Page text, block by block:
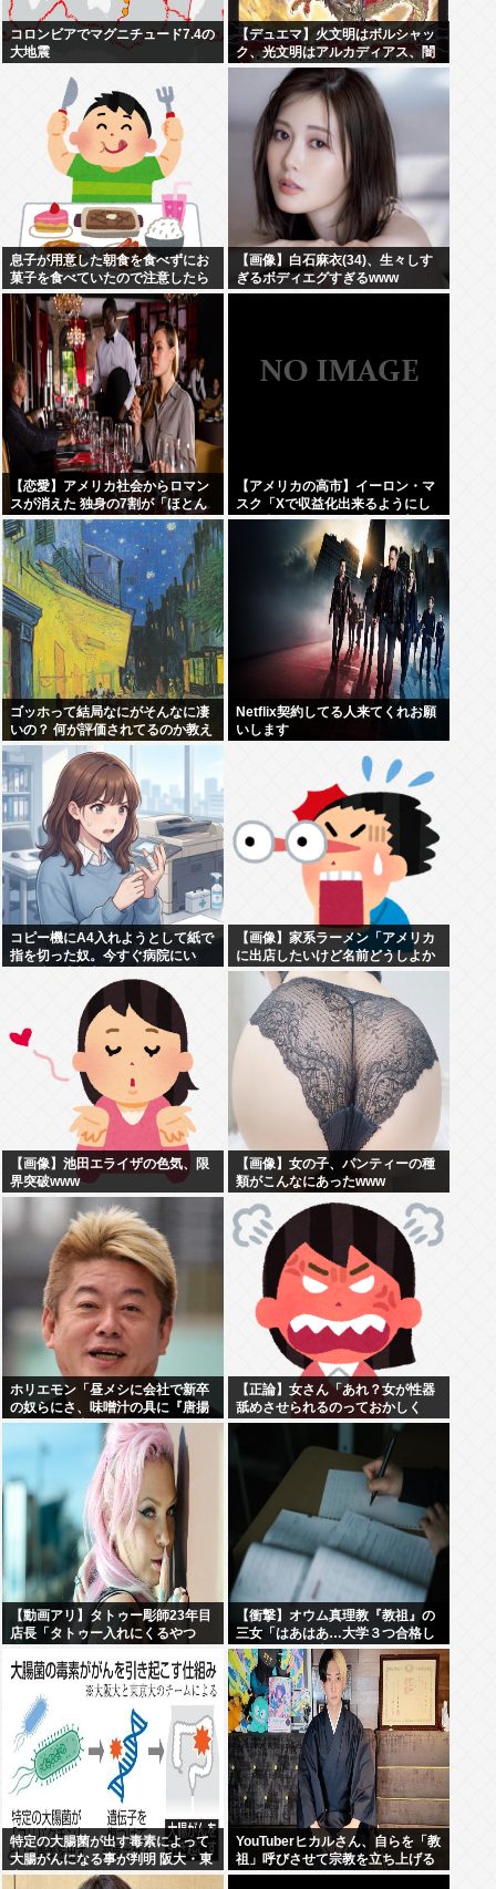
コロンビアでマグニチュード7.4の
大地震
【デュエマ】火文明はボルシャッ
ク、光文明はアルカディアス、闇
文明はバロム
息子が用意した朝食を食べずにお
菓子を食べていたので注意したら
あろうことか...
【画像】白石麻衣(34)、生々しす
ぎるボディエグすぎるwww
【恋愛】アメリカ社会からロマン
スが消えた 独身の7割が「ほとん
どデートしない」 日本でも静かに
進みつつある”恋愛不況”
【アメリカの高市】イーロン・マ
スク「Xで収益化出来るようにし
たら喜ぶだろなあ」「インプレゾ
ンビ大発生なんて想定外なんです
ゴッホって結局なにがそんなに凄
いの？ 何が評価されてるのか教え
て
Netflix契約してる人来てくれお願
いします
コピー機にA4入れようとして紙で
指を切った奴。今すぐ病院にい
【画像】家系ラーメン「アメリカ
に出店したいけど名前どうしよか
なぁ… せや！」
【画像】池田エライザの色気、限
界突破www
【画像】女の子、パンティーの種
類がこんなにあったwww
ホリエモン「昼メシに会社で新卒
の奴らにさ、味噌汁の具に『唐揚
げがない理由』わかるか？って聞
いたの」
【正論】女さん「あれ？女が性器
舐めさせられるのっておかしく
ね？」6まんいいね
【動画アリ】タトゥー彫師23年目
店長「タトゥー入れにくるやつ
【衝撃】オウム真理教『教祖』の
三女「はあはあ…大学３つ合格し
たぞ！！！」大学
「「「………」」」⇒！
特定の大腸菌が出す毒素によって
大腸がんになる事が判明 阪大・東
大チーム
YouTuberヒカルさん、自らを「教
祖」呼びさせて宗教を立ち上げる
wwwお前らも急げ！！！